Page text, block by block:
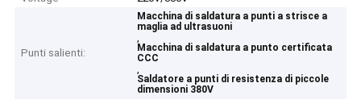
Punti salienti:
Macchina di saldatura a punti a strisce a
maglia ad ultrasuoni
,
Macchina di saldatura a punto certificata
CCC
,
Saldatore a punti di resistenza di piccole
dimensioni 380V